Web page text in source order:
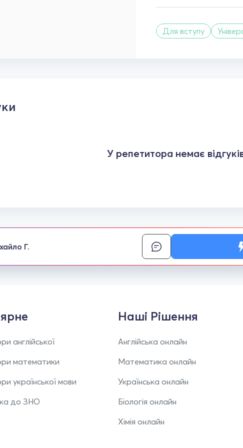
Для вступу
У репетитора немає
Г.
англійської
математики
української мови
до ЗНО
Наші Рішення
Англійська онлайн
Математика онлайн
Українська онлайн
Біологія онлайн
Хімія онлайн